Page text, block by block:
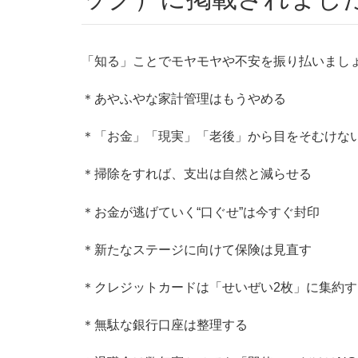
「知る」ことでモヤモヤや不安を振り払いまし
＊あやふやな家計管理はもうやめる
＊「お金」「現実」「老後」から目をそむけな
＊掃除をすれば、支出は自然と減らせる
＊お金が逃げていく“口ぐせ”は今すぐ封印
＊新たなステージに向けて保険は見直す
＊クレジットカードは「せいぜい2枚」に集約
＊無駄な銀行口座は整理する